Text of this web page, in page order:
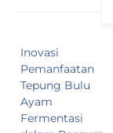
Inovasi
Pemanfaatan
Tepung Bulu
Ayam
Fermentasi